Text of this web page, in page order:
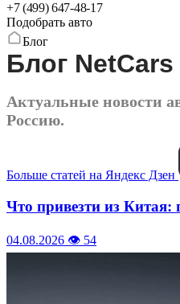
+7 (499) 647-48-17
Подобрать авто
Блог
Блог
Актуальные новости
Россию.
Больше статей на Яндекс Дзен
Что привезти из Китая:
04.08.2026 👁 54